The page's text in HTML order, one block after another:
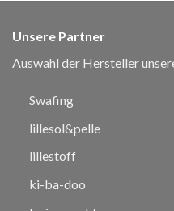
Unsere Partner
Auswahl der Hersteller
Swafing
lillesol&pelle
lillestoff
ki-ba-doo